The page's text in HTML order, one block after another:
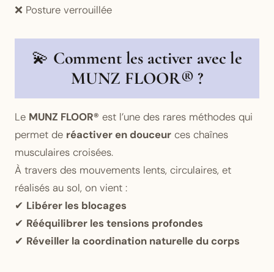
❌ Posture verrouillée
💫 Comment les activer avec le
MUNZ FLOOR® ?
Le MUNZ FLOOR® est l’une des rares méthodes qui
permet de réactiver en douceur ces chaînes
musculaires croisées.
À travers des mouvements lents, circulaires, et
réalisés au sol, on vient :
✔ Libérer les blocages
✔ Rééquilibrer les tensions profondes
✔ Réveiller la coordination naturelle du corps